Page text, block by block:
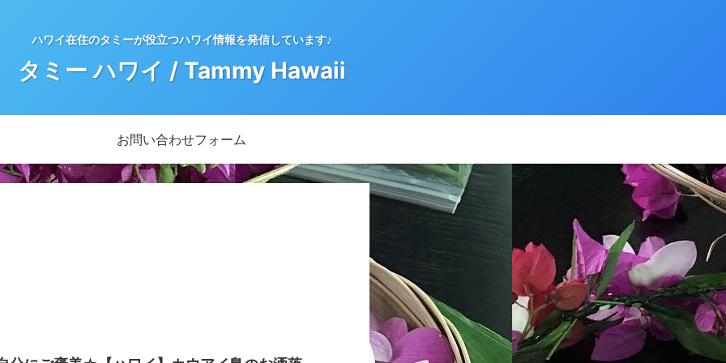
ハワイ在住のタミーが役立つハワイ情報を発信しています♪
タミー ハワイ / Tammy Hawaii
お問い合わせフォーム